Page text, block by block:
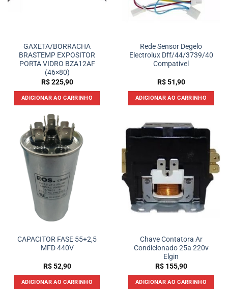
GAXETA/BORRACHA
BRASTEMP EXPOSITOR
PORTA VIDRO BZA12AF
(46×80)
R$225,90
ADICIONAR AO CARRINHO
Rede Sensor Degelo
Electrolux Dff/44/3739/40
Compativel
R$51,90
ADICIONAR AO CARRINHO
CAPACITOR FASE 55+2,5
MFD 440V
R$52,90
ADICIONAR AO CARRINHO
Chave Contatora Ar
Condicionado 25a 220v
Elgin
R$155,90
ADICIONAR AO CARRINHO